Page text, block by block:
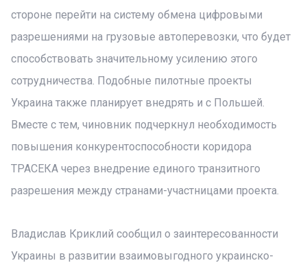
стороне перейти на систему обмена цифровыми
разрешениями на грузовые автоперевозки, что будет
способствовать значительному усилению этого
сотрудничества. Подобные пилотные проекты
Украина также планирует внедрять и с Польшей.
Вместе с тем, чиновник подчеркнул необходимость
повышения конкурентоспособности коридора
ТРАСЕКА через внедрение единого транзитного
разрешения между странами-участницами проекта.
Владислав Криклий сообщил о заинтересованности
Украины в развитии взаимовыгодного украинско-